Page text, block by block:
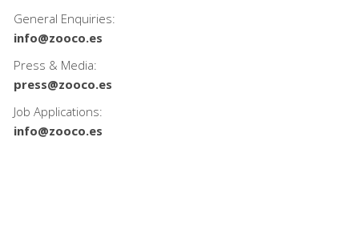
General Enquiries:
info@zooco.es
Press & Media:
press@zooco.es
Job Applications:
info@zooco.es